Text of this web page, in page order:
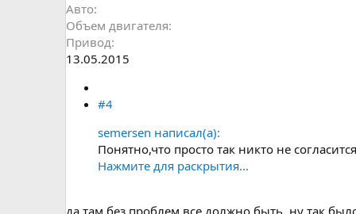
Авто
Объем двигателя
Привод
13.05.2015
#4
semersen написал(а):
Понятно,что просто так никто не
Нажмите для раскрытия...
да там без проблем все должно быть, ну так